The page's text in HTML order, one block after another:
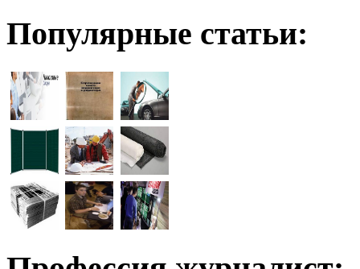
Популярные статьи: